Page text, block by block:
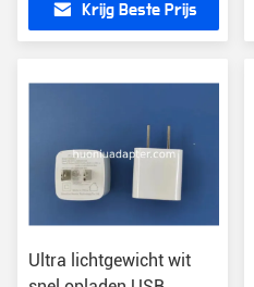
minimalistisch ontwerp
Krijg Beste Prijs
Ultra lichtgewicht wit